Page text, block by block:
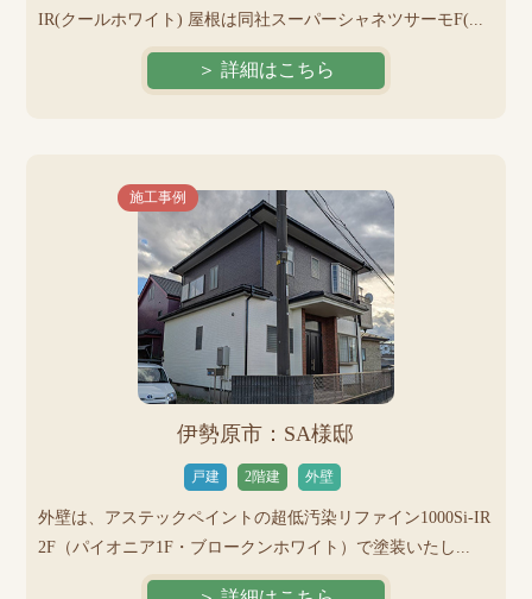
IR(クールホワイト) 屋根は同社スーパーシャネツサーモF(...
＞ 詳細はこちら
施工事例
伊勢原市：SA様邸
戸建 2階建 外壁
外壁は、アステックペイントの超低汚染リファイン1000Si-IR
2F（パイオニア1F・ブロークンホワイト）で塗装いたし...